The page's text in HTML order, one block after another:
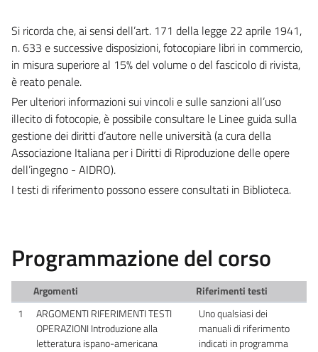
Si ricorda che, ai sensi dell’art. 171 della legge 22 aprile 1941,
n. 633 e successive disposizioni, fotocopiare libri in commercio,
in misura superiore al 15% del volume o del fascicolo di rivista,
è reato penale.
Per ulteriori informazioni sui vincoli e sulle sanzioni all’uso
illecito di fotocopie, è possibile consultare le Linee guida sulla
gestione dei diritti d’autore nelle università (a cura della
Associazione Italiana per i Diritti di Riproduzione delle opere
dell’ingegno - AIDRO).
I testi di riferimento possono essere consultati in Biblioteca.
Programmazione del corso
Argomenti
Riferimenti testi
1
ARGOMENTI RIFERIMENTI TESTI
OPERAZIONI Introduzione alla
letteratura ispano-americana
Uno qualsiasi dei
manuali di riferimento
indicati in programma